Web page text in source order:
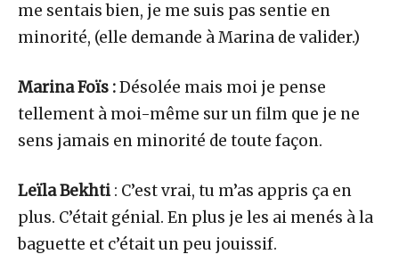
me sentais bien, je me suis pas sentie en
minorité, (elle demande à Marina de valider.)
Marina Foïs :Désolée mais moi je pense
tellement à moi-même sur un film que je ne
sens jamais en minorité de toute façon.
Leïla Bekhti : C’est vrai, tu m’as appris ça en
plus. C’était génial. En plus je les ai menés à la
baguette et c’était un peu jouissif.